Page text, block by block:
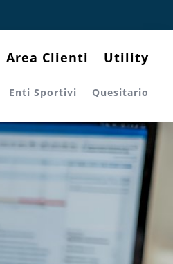
Area Clienti Utility
Enti Sportivi Quesitario